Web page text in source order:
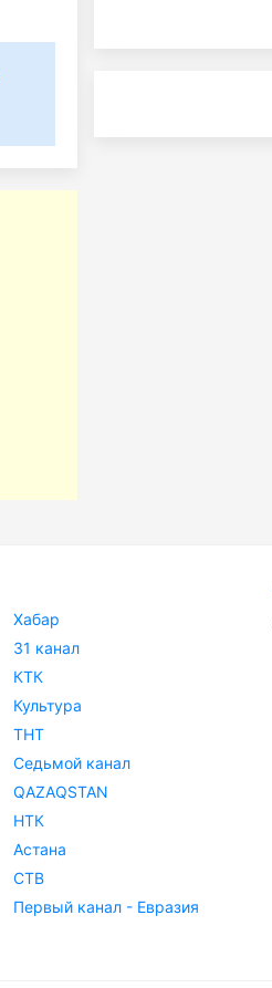
Хабар
31 канал
КТК
Культура
ТНТ
Седьмой канал
QAZAQSTAN
НТК
Астана
СТВ
Первый канал - Евразия